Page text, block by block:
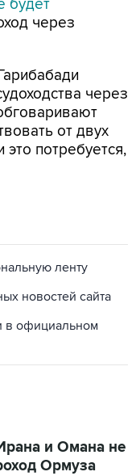
будет
через
через
от двух
потребуется,
ленту
новостей сайта
в официальном
и Омана не
Ормуза